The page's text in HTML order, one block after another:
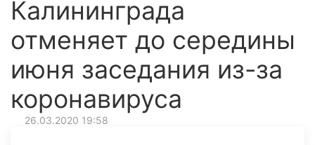
Калининграда
отменяет до середины
июня заседания из-за
коронавируса
26.03.2020 19:58